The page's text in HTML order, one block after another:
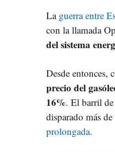
La guerra entre
con la llamada
del sistema
Desde entonces,
precio del
16%. El barril de
disparado más
prolongada.